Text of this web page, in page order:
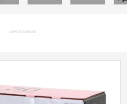
advertisement